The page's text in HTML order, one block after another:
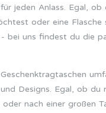
jeden Anlass. Egal, ob
oder eine Flasche
bei uns findest du die
Designs. Egal, ob du
nach einer großen